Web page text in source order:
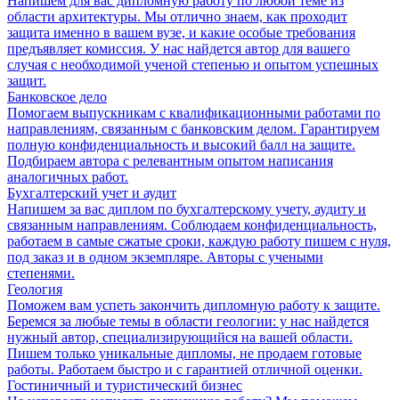
области архитектуры. Мы отлично знаем, как проходит
защита именно в вашем вузе, и какие особые требования
предъявляет комиссия. У нас найдется автор для вашего
случая с необходимой ученой степенью и опытом успешных
защит.
Банковское дело
Помогаем выпускникам с квалификационными работами по
направлениям, связанным с банковским делом. Гарантируем
полную конфиденциальность и высокий балл на защите.
Подбираем автора с релевантным опытом написания
аналогичных работ.
Бухгалтерский учет и аудит
Напишем за вас диплом по бухгалтерскому учету, аудиту и
связанным направлениям. Соблюдаем конфиденциальность,
работаем в самые сжатые сроки, каждую работу пишем с нуля,
под заказ и в одном экземпляре. Авторы с учеными
степенями.
Геология
Поможем вам успеть закончить дипломную работу к защите.
Беремся за любые темы в области геологии: у нас найдется
нужный автор, специализирующийся на вашей области.
Пишем только уникальные дипломы, не продаем готовые
работы. Работаем быстро и с гарантией отличной оценки.
Гостиничный и туристический бизнес